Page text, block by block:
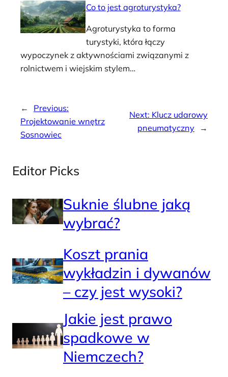
Co to jest agroturystyka?
Agroturystyka to forma
turystyki, która łączy
wypoczynek z aktywnościami związanymi z
rolnictwem i wiejskim stylem…
←
Previous:
Projektowanie wnętrz
Sosnowiec
Next: Klucz udarowy
pneumatyczny
→
Editor Picks
Suknie ślubne jaką
wybrać?
Koszt prania
wykładzin i dywanów
– czy jest wysoki?
Jakie jest prawo
spadkowe w
Niemczech?